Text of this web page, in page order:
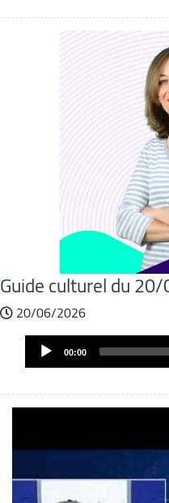
Guide culturel du
20/06/2026
Audio
Player 00:00